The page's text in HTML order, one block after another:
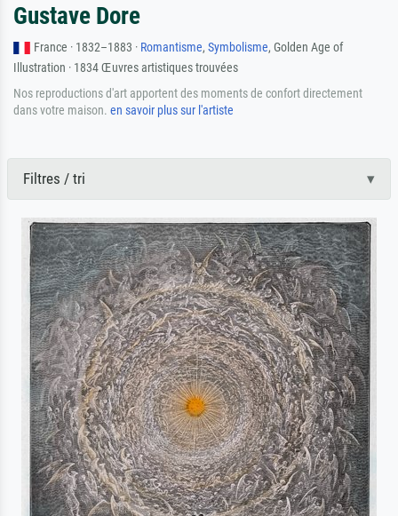
Gustave Dore
France · 1832–1883 · Romantisme,Symbolisme, Golden Age of
Illustration · 1834 Œuvres artistiques trouvées
Nos reproductions d'art apportent des moments de confort directement
dans votre maison. en savoir plus sur l'artiste
Filtres / tri